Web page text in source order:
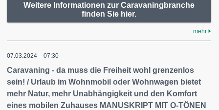
Weitere Informationen zur Caravaningbranche
finden Sie hier.
mehr
07.03.2024 – 07:30
Caravaning - da muss die Freiheit wohl grenzenlos
sein! / Urlaub im Wohnmobil oder Wohnwagen bietet
mehr Natur, mehr Unabhängigkeit und den Komfort
eines mobilen Zuhauses MANUSKRIPT MIT O-TÖNEN